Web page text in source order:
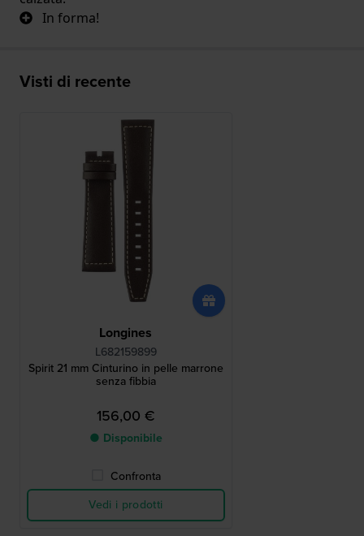
In forma!
Visti di recente
Longines
L682159899
Spirit 21 mm Cinturino in pelle marrone
senza fibbia
156,00 €
● Disponibile
Confronta
Vedi i prodotti